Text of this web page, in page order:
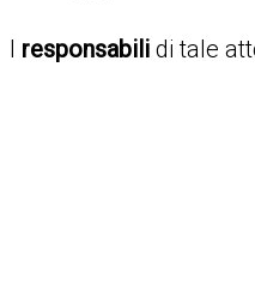
I responsabili di tale